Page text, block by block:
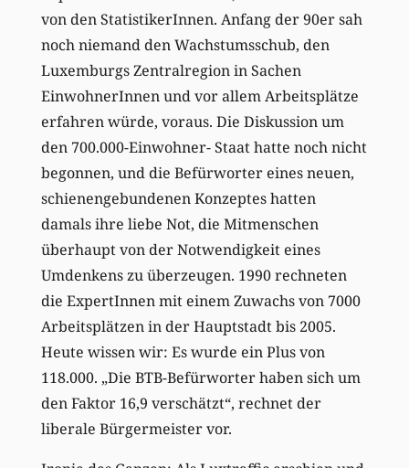
von den StatistikerInnen. Anfang der 90er sah
noch niemand den Wachstumsschub, den
Luxemburgs Zentralregion in Sachen
EinwohnerInnen und vor allem Arbeitsplätze
erfahren würde, voraus. Die Diskussion um
den 700.000-Einwohner- Staat hatte noch nicht
begonnen, und die Befürworter eines neuen,
schienengebundenen Konzeptes hatten
damals ihre liebe Not, die Mitmenschen
überhaupt von der Notwendigkeit eines
Umdenkens zu überzeugen. 1990 rechneten
die ExpertInnen mit einem Zuwachs von 7000
Arbeitsplätzen in der Hauptstadt bis 2005.
Heute wissen wir: Es wurde ein Plus von
118.000. „Die BTB-Befürworter haben sich um
den Faktor 16,9 verschätzt“, rechnet der
liberale Bürgermeister vor.